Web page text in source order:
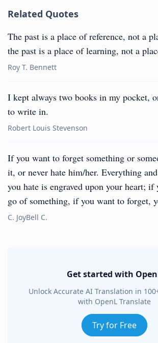
Related Quotes
The past is a place of reference, not a
the past is a place of learning, not a
Roy T. Bennett
I kept always two books in my pocket,
to write in.
Robert Louis Stevenson
If you want to forget something or
it, or never hate him/her. Everything
you hate is engraved upon your heart;
go of something, if you want to forget,
C. JoyBell C.
Get started with
Unlock Accurate AI Translation in
with OpenL Translate
Try for Free